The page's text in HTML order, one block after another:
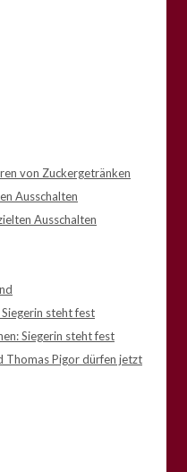
von Zuckergetränken
Ausschalten
Ausschalten
steht fest
Siegerin steht fest
Thomas Pigor dürfen jetzt